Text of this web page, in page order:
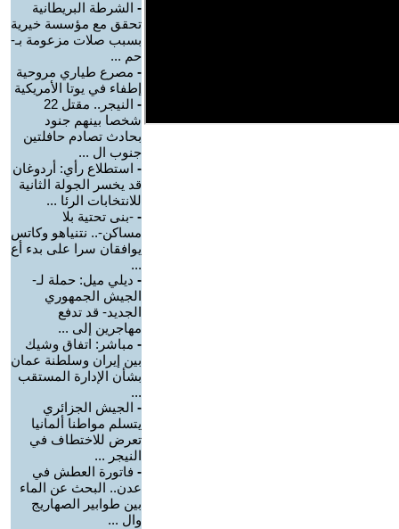
- الشرطة البريطانية
تحقق مع مؤسسة خيرية
بسبب صلات مزعومة بـ-
حم ...
- مصرع طياري مروحية
إطفاء في يوتا الأمريكية
-
النيجر.. مقتل 22
شخصا بينهم جنود
بحادث تصادم حافلتين
جنوب ال ...
- استطلاع رأي: أردوغان
قد يخسر الجولة الثانية
للانتخابات الرئا ...
- -بنى تحتية بلا
مساكن-.. نتنياهو وكاتس
يوافقان سرا على بدء أع
...
- ديلي ميل: حملة لـ-
الجيش الجمهوري
الجديد- قد تدفع
مهاجرين إلى ...
- مباشر: اتفاق وشيك
بين إيران وسلطنة عمان
بشأن الإدارة المستقب
...
- الجيش الجزائري
يتسلم مواطنا ألمانيا
تعرض للاختطاف في
النيجر ...
- فاتورة العطش في
عدن.. البحث عن الماء
بين طوابير الصهاريج
وال ...